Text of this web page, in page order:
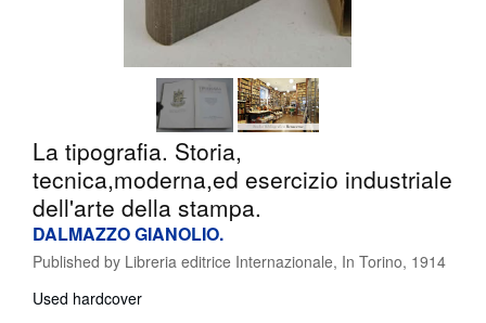
CLOSE
La tipografia. Storia,
tecnica,moderna,ed esercizio industriale
dell'arte della stampa.
DALMAZZO GIANOLIO.
Published by Libreria editrice Internazionale, In Torino, 1914
Used hardcover